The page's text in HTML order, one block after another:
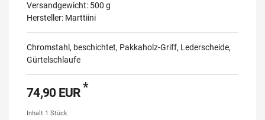
Versandgewicht: 500 g
Hersteller: Marttiini
Chromstahl, beschichtet, Pakkaholz-Griff, Lederscheide,
Gürtelschlaufe
74,90 EUR*
Inhalt 1 Stück